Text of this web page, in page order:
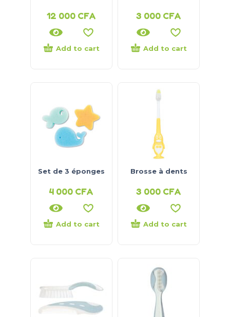
12 000 CFA
Add to cart
3 000 CFA
Add to cart
Set de 3 éponges
4 000 CFA
Add to cart
Brosse à dents
3 000 CFA
Add to cart